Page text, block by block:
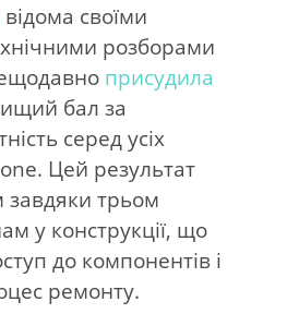
відома своїми
розборами
присудила
бал за
серед усіх
Цей результат
трьом
у конструкції, що
до компонентів і
ремонту.